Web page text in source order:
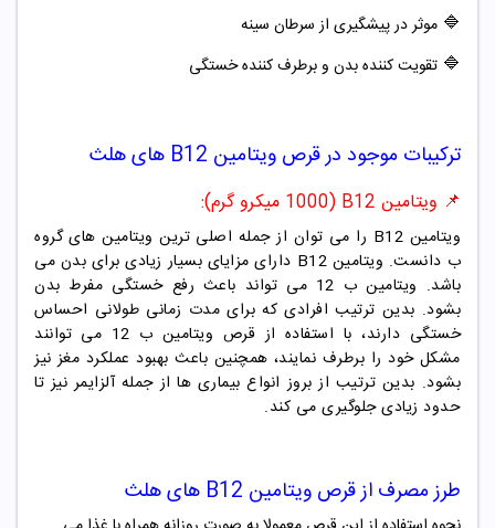
🔷 موثر در پیشگیری از سرطان سینه
🔷 تقویت کننده بدن و برطرف کننده خستگی
ترکیبات موجود درقرص ویتامین B12 های هلث
📌 ویتامین B12 (1000 میکرو گرم):
ویتامین B12 را می توان از جمله اصلی ترین ویتامین های گروه
ب دانست. ویتامین B12 دارای مزایای بسیار زیادی برای بدن می
باشد. ویتامین ب 12 می تواند باعث رفع خستگی مفرط بدن
بشود. بدین ترتیب افرادی که برای مدت زمانی طولانی احساس
خستگی دارند، با استفاده از قرص ویتامین ب 12 می توانند
مشکل خود را برطرف نمایند، همچنین باعث بهبود عملکرد مغز نیز
بشود. بدین ترتیب از بروز انواع بیماری ها از جمله آلزایمر نیز تا
حدود زیادی جلوگیری می کند.
طرز مصرف ازقرص ویتامین B12 های هلث